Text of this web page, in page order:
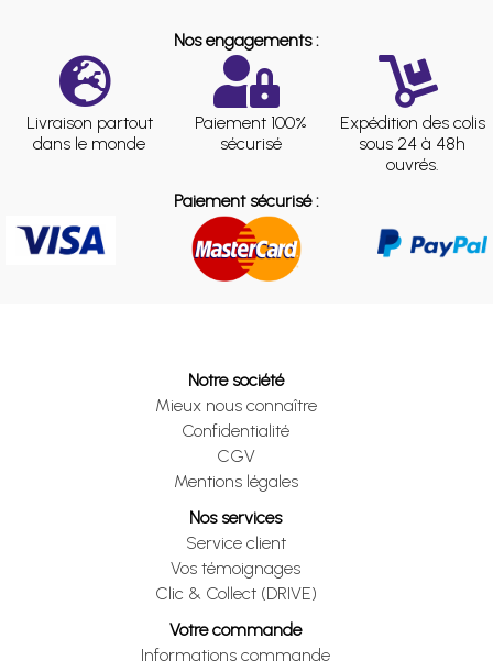
Nos engagements :
Livraison partout
dans le monde
Paiement 100%
sécurisé
Expédition des colis
sous 24 à 48h
ouvrés.
Paiement sécurisé :
Notre société
Mieux nous connaître
Confidentialité
CGV
Mentions légales
Nos services
Service client
Vos témoignages
Clic & Collect (DRIVE)
Votre commande
Informations commande